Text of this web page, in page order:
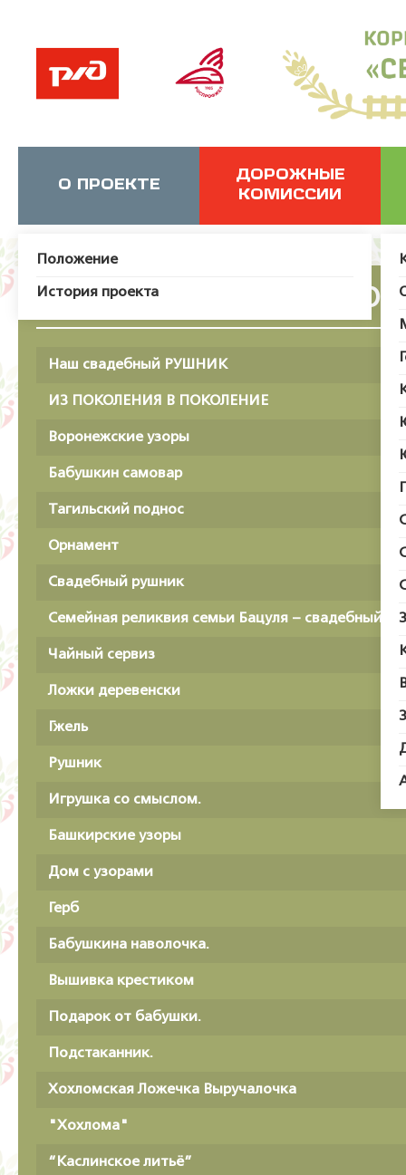
О ПРОЕКТЕ
Положение
История проекта
ДОРОЖНЫЕ
КОМИССИИ
О
Наш свадебный РУШНИК
ИЗ ПОКОЛЕНИЯ В ПОКОЛЕНИЕ
Воронежские узоры
Бабушкин самовар
Тагильский поднос
Орнамент
Свадебный рушник
Семейная реликвия семьи Бацуля – свадебный
Чайный сервиз
Ложки деревенски
Гжель
Рушник
Игрушка со смыслом.
Башкирские узоры
Дом с узорами
Герб
Бабушкина наволочка.
Вышивка крестиком
Подарок от бабушки.
Подстаканник.
Хохломская Ложечка Выручалочка
"Хохлома"
“Каслинское литьё”